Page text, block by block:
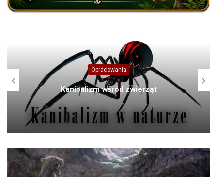
Opracowania
Kanibalizm wśród zwierząt